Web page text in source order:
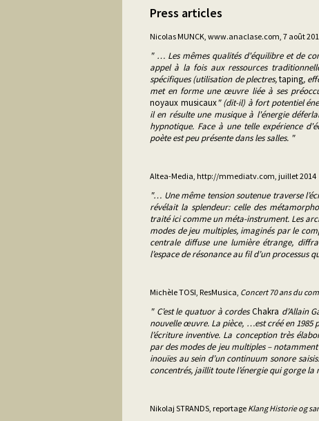
Press articles
Nicolas MUNCK, www.anaclase.com, 7 août
" … Les mêmes qualités d'équilibre et de
appel à la fois aux ressources
spécifiques (utilisation de plectres,taping,
met en forme une œuvre liée à ses
noyaux musicaux" (dit-il) à fort potentiel
il en résulte une musique à l'énergie
hypnotique. Face à une telle expérience
poète est peu présente dans les salles. "
Altea-Media, http://mmediatv.com , juillet 2014
"… Une même tension soutenue traverse
révélait la splendeur: celle des
traité ici comme un méta-instrument. Les
modes de jeu multiples, imaginés par le
centrale diffuse une lumière étrange,
l’espace de résonance au fil d’un
Michèle TOSI, ResMusica, Concert 70 ans du
" C’est le quatuor à cordesChakra d’Allain
nouvelle œuvre. La pièce, …est créé en 1985
l’écriture inventive. La conception très
par des modes de jeu multiples –
inouïes au sein d’un continuum sonore
concentrés, jaillit toute l’énergie qui gorge
Nikolaj STRANDS, reportage Klang Historie og